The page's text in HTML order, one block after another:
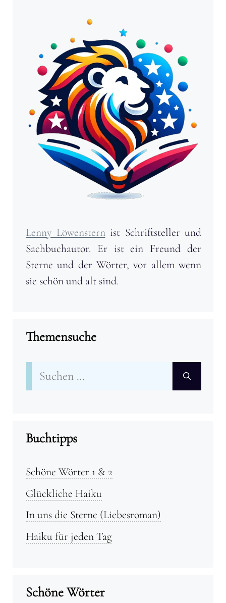
Lenny Löwensternist Schriftsteller und
Sachbuchautor. Er ist ein Freund der
Sterne und der Wörter, vor allem wenn
sie schön und alt sind.
Themensuche
Suchen
nach:
Buchtipps
Schöne Wörter 1 & 2
Glückliche Haiku
In uns die Sterne (Liebesroman)
Haiku für jeden Tag
Schöne Wörter